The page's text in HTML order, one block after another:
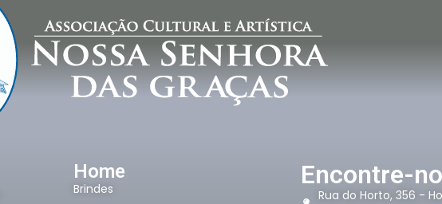
Home
Brindes
Encontre-
Rua do Horto, 356 -